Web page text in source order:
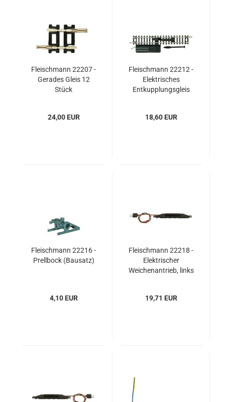
Fleischmann 22207 -
Gerades Gleis 12
Stück
24,00 EUR
Fleischmann 22212 -
Elektrisches
Entkupplungsgleis
18,60 EUR
Fleischmann 22216 -
Prellbock (Bausatz)
4,10 EUR
Fleischmann 22218 -
Elektrischer
Weichenantrieb, links
19,71 EUR